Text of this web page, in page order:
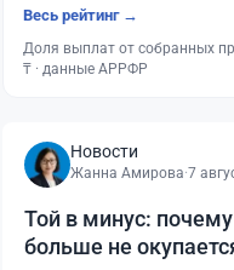
Весь рейтинг →
Доля выплат от собранных
₸ · данные АРРФР
Новости
Жанна Амирова·7
Той в минус:
больше не